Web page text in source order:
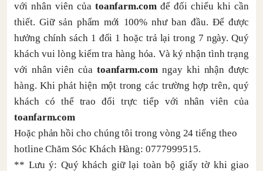
với nhân viên của toanfarm.com để đối chiếu khi cần
thiết. Giữ sản phẩm mới 100% như ban đầu. Để được
hưởng chính sách 1 đổi 1 hoặc trả lại trong 7 ngày. Quý
khách vui lòng kiểm tra hàng hóa. Và ký nhận tình trạng
với nhân viên của toanfarm.comngay khi nhận được
hàng. Khi phát hiện một trong các trường hợp trên, quý
khách có thể trao đổi trực tiếp với nhân viên của
toanfarm.com
Hoặc phản hồi cho chúng tôi trong vòng 24 tiếng theo
hotline Chăm Sóc Khách Hàng: 0777999515.
** Lưu ý: Quý khách giữ lại toàn bộ giấy tờ khi giao